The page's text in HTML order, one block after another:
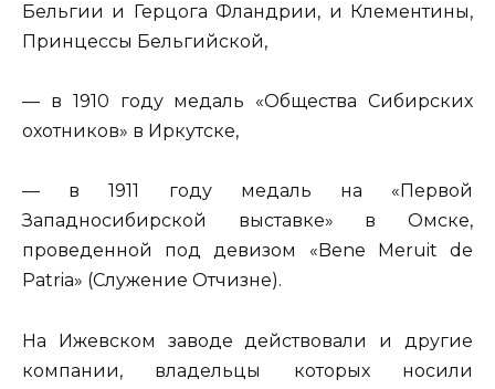
Бельгии и Герцога Фландрии, и Клементины,
Принцессы Бельгийской,
— в 1910 году медаль «Общества Сибирских
охотников» в Иркутске,
— в 1911 году медаль на «Первой
Западносибирской выставке» в Омске,
проведенной под девизом «Bene Meruit de
Patria» (Служение Отчизне).
На Ижевском заводе действовали и другие
компании, владельцы которых носили